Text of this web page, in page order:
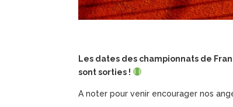
Les dates des championnats de
sont sorties !
A noter pour venir encourager nos